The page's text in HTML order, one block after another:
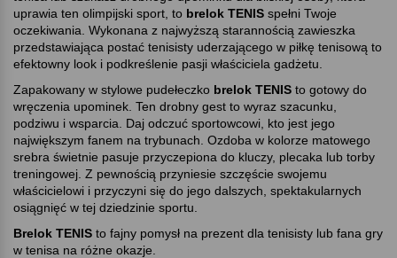
uprawia ten olimpijski sport, to brelok TENIS spełni Twoje
oczekiwania. Wykonana z najwyższą starannością zawieszka
przedstawiająca postać tenisisty uderzającego w piłkę tenisową to
efektowny look i podkreślenie pasji właściciela gadżetu.
Zapakowany w stylowe pudełeczko brelok TENIS to gotowy do
wręczenia upominek. Ten drobny gest to wyraz szacunku,
podziwu i wsparcia. Daj odczuć sportowcowi, kto jest jego
największym fanem na trybunach. Ozdoba w kolorze matowego
srebra świetnie pasuje przyczepiona do kluczy, plecaka lub torby
treningowej. Z pewnością przyniesie szczęście swojemu
właścicielowi i przyczyni się do jego dalszych, spektakularnych
osiągnięć w tej dziedzinie sportu.
Brelok TENIS to fajny pomysł na prezent dla tenisisty lub fana gry
w tenisa na różne okazje.